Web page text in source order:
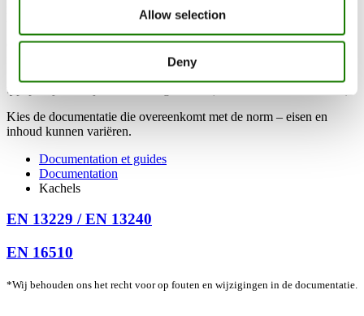
Allow selection
Deny
Om de juiste documentatie te vinden, moet je weten volgens welke
norm jouw kachel is goedgekeurd – EN 13299
typeplaatje dat bij de kachel is geleverd (meestal aan de achterkant).
Kies de documentatie die overeenkomt met de norm – eisen en
inhoud kunnen variëren.
Documentation et guides
Documentation
Kachels
EN 13229 / EN 13240
EN 16510
*Wij behouden ons het recht voor op fouten en wijzigingen in de documentatie.